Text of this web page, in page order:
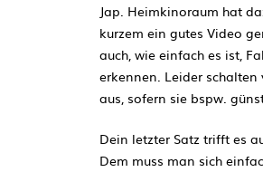
Jap. Heimkinoraum hat
kurzem ein gutes Video
auch, wie einfach es ist,
erkennen. Leider schalten
aus, sofern sie bspw.
Dein letzter Satz trifft es
Dem muss man sich